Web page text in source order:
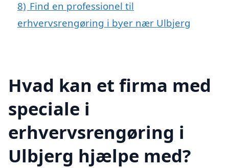
8) Find en professionel til
erhvervsrengøring i byer nær Ulbjerg
Hvad kan et firma med
speciale i
erhvervsrengøring i
Ulbjerg hjælpe med?